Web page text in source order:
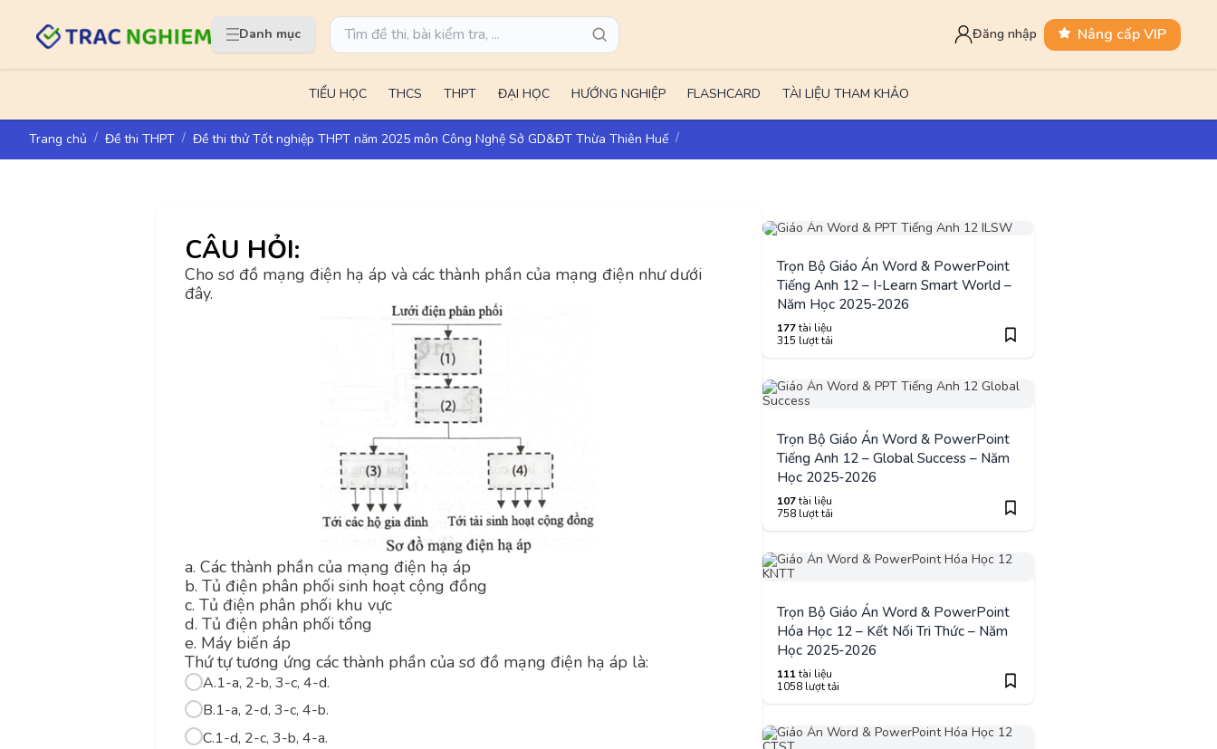
Danh mục Đăng nhập Nâng cấp VIP
TIỂU HỌC THCS THPT ĐẠI HỌC HƯỚNG NGHIỆP FLASHCARD TÀI LIỆU THAM KHẢO
Trang chủ Đề thi THPT Đề thi thử Tốt nghiệp THPT năm 2025 môn Công Nghệ Sở GD&ĐT Thừa Thiên Huế
CÂU HỎI:
Cho sơ đồ mạng điện hạ áp và các thành phần của mạng điện như dưới
đây.
a. Các thành phần của mạng điện hạ áp
b. Tủ điện phân phối sinh hoạt cộng đồng
c. Tủ điện phân phối khu vực
d. Tủ điện phân phối tổng
e. Máy biến áp
Thứ tự tương ứng các thành phần của sơ đồ mạng điện hạ áp là:
A.1-a, 2-b, 3-c, 4-d.
B.1-a, 2-d, 3-c, 4-b.
C.1-d, 2-c, 3-b, 4-a.
Trọn Bộ Giáo Án Word & PowerPoint
Tiếng Anh 12 – I-Learn Smart World –
Năm Học 2025-2026
177tài liệu
315 lượt tải
Trọn Bộ Giáo Án Word & PowerPoint
Tiếng Anh 12 – Global Success – Năm
Học 2025-2026
107tài liệu
758 lượt tải
Trọn Bộ Giáo Án Word & PowerPoint
Hóa Học 12 – Kết Nối Tri Thức – Năm
Học 2025-2026
111tài liệu
1058 lượt tải